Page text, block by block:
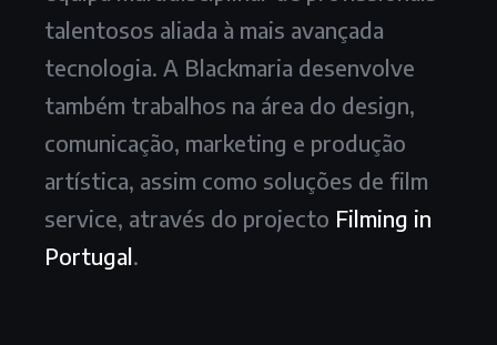
talentosos aliada à mais avançada
tecnologia. A Blackmaria desenvolve
também trabalhos na área do design,
comunicação, marketing e produção
artística, assim como soluções de film
service, através do projecto Filming in
Portugal.